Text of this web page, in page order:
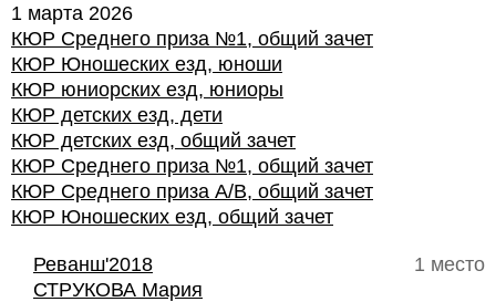
1 марта 2026
КЮР Среднего приза №1, общий зачет
КЮР Юношеских езд, юноши
КЮР юниорских езд, юниоры
КЮР детских езд, дети
КЮР детских езд, общий зачет
КЮР Среднего приза №1, общий зачет
КЮР Среднего приза А/В, общий зачет
КЮР Юношеских езд, общий зачет
1 место
Реванш'2018
СТРУКОВА Мария